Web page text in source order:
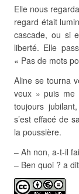
Elle nous
regard était
cascade, ou si
liberté. Elle
« Pas de mots
Aline se tourna
veux » puis me
toujours
s’est effacé de
la poussière.
– Ah non, a-t-il
– Ben quoi ? a